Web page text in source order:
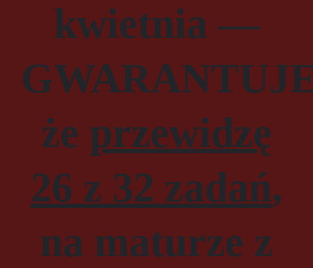
kwietnia —
że przewidzę
26 z 32 zadań,
na maturze z